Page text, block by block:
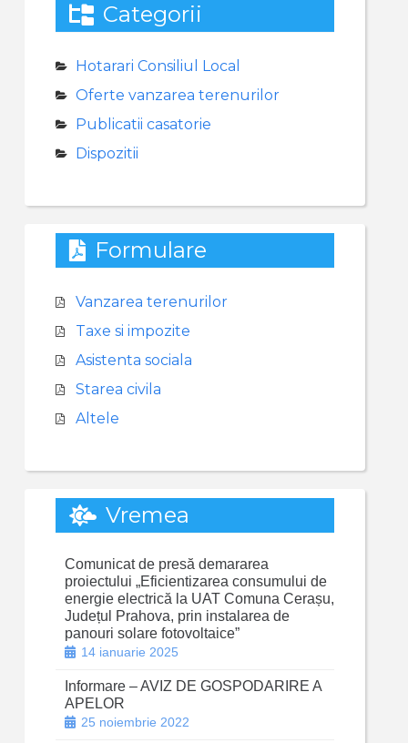
Categorii
Hotarari Consiliul Local
Oferte vanzarea terenurilor
Publicatii casatorie
Dispozitii
Formulare
Vanzarea terenurilor
Taxe si impozite
Asistenta sociala
Starea civila
Altele
Vremea
Comunicat de presă demararea
proiectului „Eficientizarea consumului de
energie electrică la UAT Comuna Cerașu,
Județul Prahova, prin instalarea de
panouri solare fotovoltaice”
14 ianuarie 2025
Informare – AVIZ DE GOSPODARIRE A
APELOR
25 noiembrie 2022